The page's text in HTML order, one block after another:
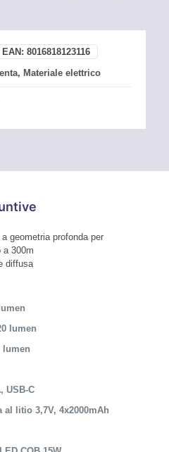
EAN: 8016818123116
, Materiale elettrico
geometria profonda per
a 300m
diffusa
lumen
lumen
USB-C
litio 3,7V, 4x2000mAh